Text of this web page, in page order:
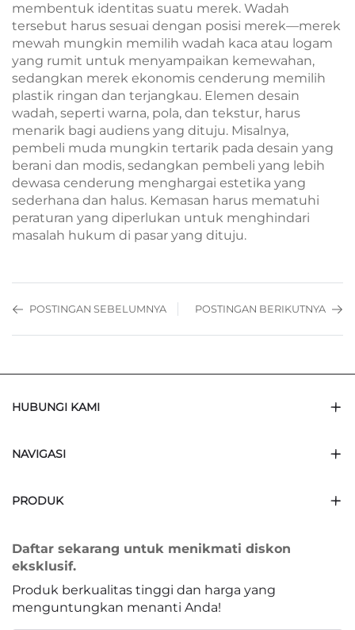
membentuk identitas suatu merek. Wadah
tersebut harus sesuai dengan posisi merek—merek
mewah mungkin memilih wadah kaca atau logam
yang rumit untuk menyampaikan kemewahan,
sedangkan merek ekonomis cenderung memilih
plastik ringan dan terjangkau. Elemen desain
wadah, seperti warna, pola, dan tekstur, harus
menarik bagi audiens yang dituju. Misalnya,
pembeli muda mungkin tertarik pada desain yang
berani dan modis, sedangkan pembeli yang lebih
dewasa cenderung menghargai estetika yang
sederhana dan halus. Kemasan harus mematuhi
peraturan yang diperlukan untuk menghindari
masalah hukum di pasar yang dituju.
POSTINGAN SEBELUMNYA POSTINGAN BERIKUTNYA
HUBUNGI KAMI
NAVIGASI
PRODUK
Daftar sekarang untuk menikmati diskon
eksklusif.
Produk berkualitas tinggi dan harga yang
menguntungkan menanti Anda!